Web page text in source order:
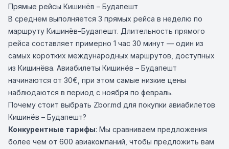
Прямые рейсы Кишинёв – Будапешт
В среднем выполняется 3 прямых рейса в неделю по
маршруту Кишинёв–Будапешт. Длительность прямого
рейса составляет примерно 1 час 30 минут — один из
самых коротких международных маршрутов, доступных
из Кишинёва. Авиабилеты Кишинёв – Будапешт
начинаются от 30€, при этом самые низкие цены
наблюдаются в период с ноября по февраль.
Почему стоит выбрать Zbor.md для покупки авиабилетов
Кишинёв – Будапешт?
Конкурентные тарифы: Мы сравниваем предложения
более чем от 600 авиакомпаний, чтобы предложить вам